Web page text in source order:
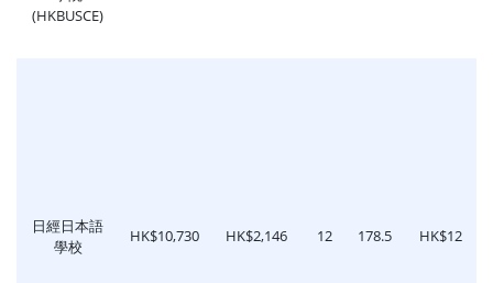
(HKBUSCE)
日經日本語
學校
HK$10,730 HK$2,146 12 178.5 HK$12